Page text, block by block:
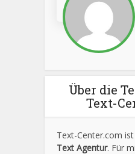
Über die
Text-
Text-Center.com
Text Agentur. Für